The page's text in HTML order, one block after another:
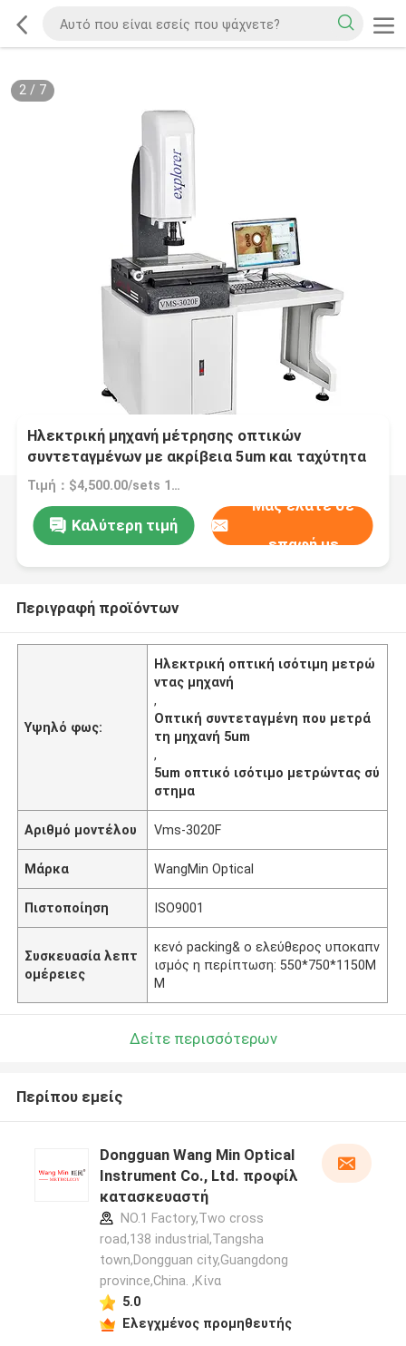
2/ 7
Ηλεκτρική μηχανή μέτρησης οπτικών
συντεταγμένων με ακρίβεια 5um και ταχύτητα
200mm/s για σύστημα μέτρησης οπτικής
υψηλής ταχύτητας
Τιμή：$4,500.00/sets 1-1 sets
Καλύτερη τιμή
Μας ελάτε σε
επαφή με
Περιγραφή προϊόντων
Υψηλό φως:
Ηλεκτρική οπτική ισότιμη μετρώ
ντας μηχανή
,
Οπτική συντεταγμένη που μετρά
τη μηχανή 5um
,
5um οπτικό ισότιμο μετρώντας σύ
στημα
Αριθμό μοντέλου Vms-3020F
Μάρκα WangMin Optical
Πιστοποίηση ISO9001
Συσκευασία λεπτ
ομέρειες
κενό packing& ο ελεύθερος υποκαπν
ισμός η περίπτωση: 550*750*1150M
M
Δείτε περισσότερων
Περίπου εμείς
Dongguan Wang Min Optical
Instrument Co., Ltd. προφίλ
κατασκευαστή
NO.1 Factory,Two cross
road,138 industrial,Tangsha
town,Dongguan city,Guangdong
province,China. ,Κίνα
5.0
Ελεγχμένος προμηθευτής